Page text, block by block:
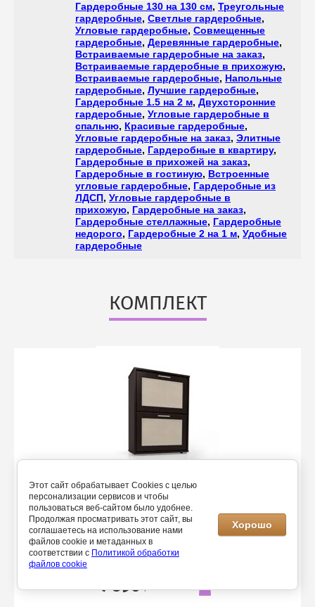
Гардеробные 130 на 130 см, Треугольные
гардеробные, Светлые гардеробные,
Угловые гардеробные, Совмещенные
гардеробные, Деревянные гардеробные,
Встраиваемые гардеробные на заказ,
Встраиваемые гардеробные в прихожую,
Встраиваемые гардеробные, Напольные
гардеробные, Лучшие гардеробные,
Гардеробные 1.5 на 2 м, Двухсторонние
гардеробные, Угловые гардеробные в
спальню, Красивые гардеробные,
Угловые гардеробные на заказ, Элитные
гардеробные, Гардеробные в квартиру,
Гардеробные в прихожей на заказ,
Гардеробные в гостиную, Встроенные
угловые гардеробные, Гардеробные из
ЛДСП, Угловые гардеробные в
прихожую, Гардеробные на заказ,
Гардеробные стеллажные, Гардеробные
недорого, Гардеробные 2 на 1 м, Удобные
гардеробные
КОМПЛЕКТ
Обувница Мирон 1
7 590
Этот сайт обрабатывает Cookies с целью
персонализации сервисов и чтобы
пользоваться веб-сайтом было удобнее.
Продолжая просматривать этот сайт, вы
соглашаетесь на использование нами
файлов cookie и метаданных в
соответствии с Политикой обработки
файлов cookie
Хорошо